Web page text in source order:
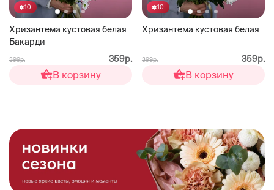
10
Хризантема кустовая белая
Бакарди
399р. 359р.
В корзину
10
Хризантема кустовая белая
399р. 359р.
В корзину